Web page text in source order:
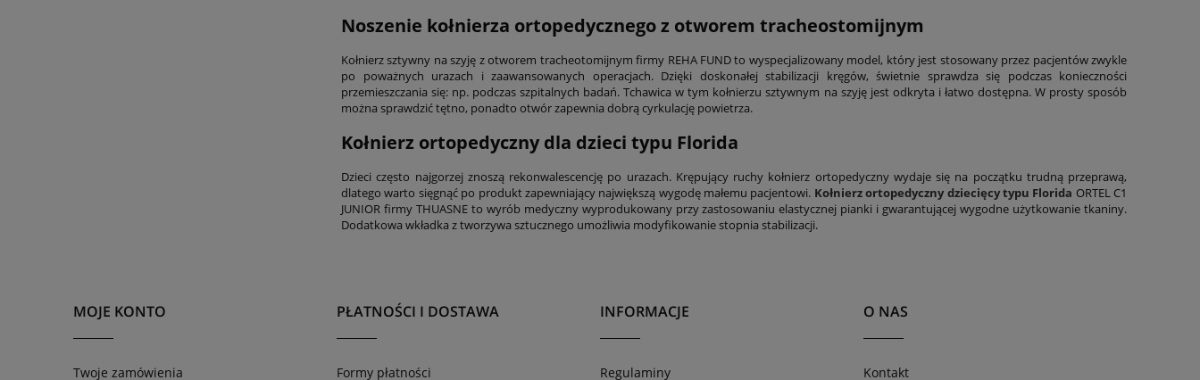
Noszenie kołnierza ortopedycznego z otworem tracheostomijnym
Kołnierz sztywny na szyję z otworem tracheotomijnym firmy REHA FUND to wyspecjalizowany model, który jest stosowany przez pacjentów zwykle
po poważnych urazach i zaawansowanych operacjach. Dzięki doskonałej stabilizacji kręgów, świetnie sprawdza się podczas konieczności
przemieszczania się: np. podczas szpitalnych badań. Tchawica w tym kołnierzu sztywnym na szyję jest odkryta i łatwo dostępna. W prosty sposób
można sprawdzić tętno, ponadto otwór zapewnia dobrą cyrkulację powietrza.
Kołnierz ortopedyczny dla dzieci typu Florida
Dzieci często najgorzej znoszą rekonwalescencję po urazach. Krępujący ruchy kołnierz ortopedyczny wydaje się na początku trudną przeprawą,
dlatego warto sięgnąć po produkt zapewniający największą wygodę małemu pacjentowi. Kołnierz ortopedyczny dziecięcy typu Florida ORTEL C1
JUNIOR firmy THUASNE to wyrób medyczny wyprodukowany przy zastosowaniu elastycznej pianki i gwarantującej wygodne użytkowanie tkaniny.
Dodatkowa wkładka z tworzywa sztucznego umożliwia modyfikowanie stopnia stabilizacji.
MOJE KONTO
Twoje zamówienia
PŁATNOŚCI I DOSTAWA
Formy płatności
INFORMACJE
Regulaminy
O NAS
Kontakt